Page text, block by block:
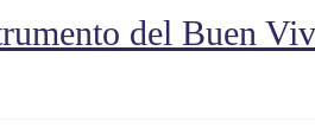
del Buen